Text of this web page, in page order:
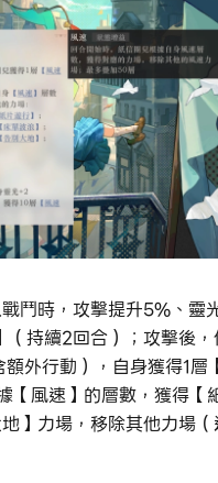
鬥時，攻擊提升5%、靈
持續2回合）；攻擊後
外行動），自身獲得1層
【風速】的層數，獲得【
】力場，移除其他力場